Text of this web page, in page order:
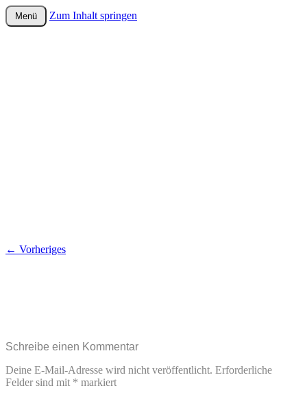
wurster-cartoon-blog.de
Menü Zum Inhalt springen
← Vorheriges
Schreibe einen Kommentar
Deine E-Mail-Adresse wird nicht veröffentlicht. Erforderliche
Felder sind mit * markiert